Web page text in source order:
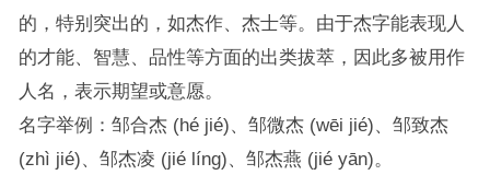
的，特别突出的，如杰作、杰士等。由于杰字能表现人
的才能、智慧、品性等方面的出类拔萃，因此多被用作
人名，表示期望或意愿。
名字举例：邹合杰 (hé jié)、邹微杰 (wēi jié)、邹致杰
(zhì jié)、邹杰凌 (jié líng)、邹杰燕 (jié yān)。